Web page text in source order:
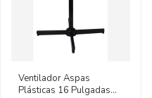
Ventilador Aspas
Plásticas 16 Pulgadas